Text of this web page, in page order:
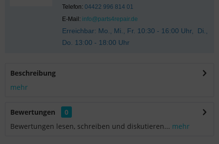
Telefon: 04422 996 814 01
E-Mail: info@parts4repair.de
Erreichbar: Mo., Mi., Fr. 10:30 - 16:00 Uhr, Di.,
Do. 13:00 - 18:00 Uhr
Beschreibung
mehr
Bewertungen
0
Bewertungen lesen, schreiben und diskutieren... mehr